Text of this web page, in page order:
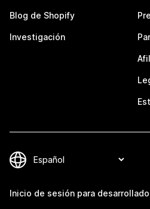
Blog de Shopify
Investigación
Inicio de sesión para